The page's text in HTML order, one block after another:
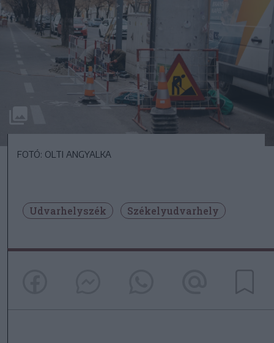
FOTÓ: OLTI ANGYALKA
Udvarhelyszék Székelyudvarhely